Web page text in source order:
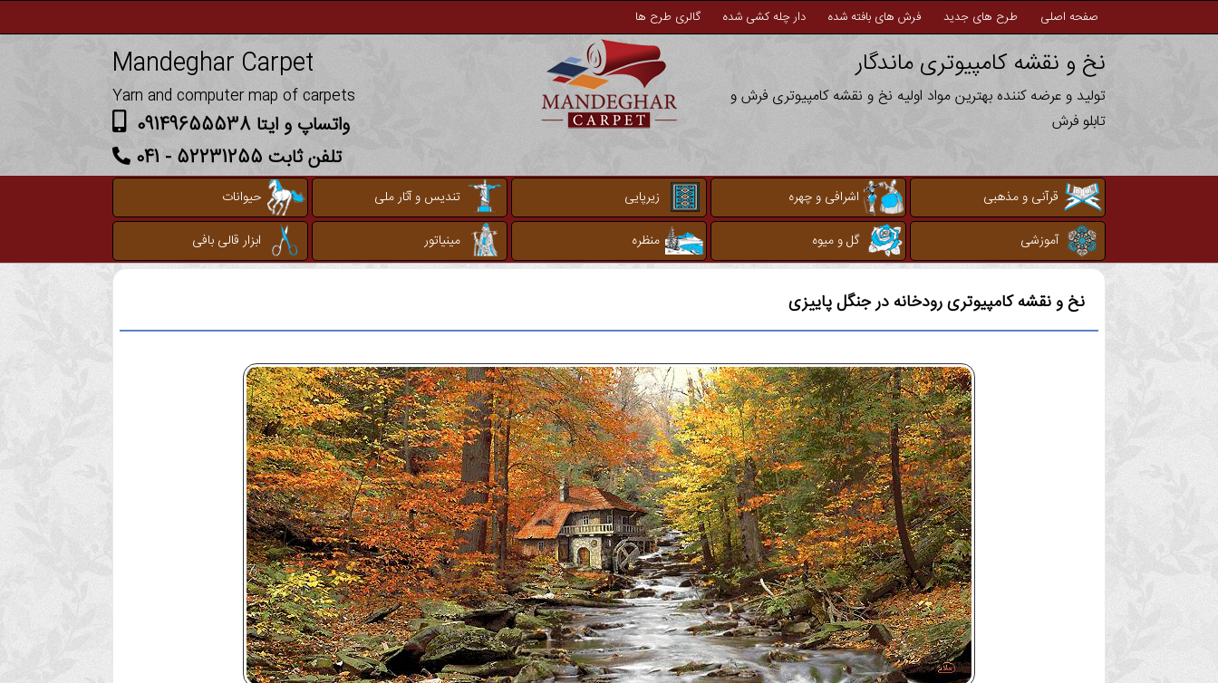
صفحه اصلی طرح های جدید فرش های بافته شده دار چله کشی شده گالری طرح ها
نخ و نقشه کامپیوتری ماندگار
تولید و عرضه کننده بهترین مواد اولیه نخ و نقشه کامپیوتری فرش و
تابلو فرش
Mandeghar Carpet
Yarn and computer map of carpets
واتساپ و ایتا 09149655538
تلفن ثابت 52231255 - 041
قرآنی و مذهبی اشرافی و چهره زیرپایی تندیس و آثار ملی
حیوانات
آموزشی
گل و میوه منظره مینیاتور ابزار قالی بافی
نخ و نقشه کامپیوتریرودخانه در جنگل پاییزی